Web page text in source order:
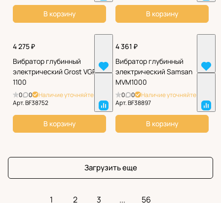
В корзину В корзину
4 275 ₽
Вибратор глубинный
электрический Grost VGP
1100
0 0
Наличие уточняйте
Арт.BF38752
В корзину
4 361 ₽
Вибратор глубинный
электрический Samsan
MVM1000
0 0
Наличие уточняйте
Арт.BF38897
В корзину
Загрузить еще
1 2 3 ... 56